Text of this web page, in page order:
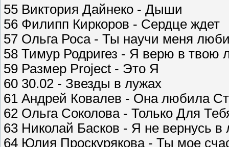
55 Виктория Дайнеко - Дыши
56 Филипп Киркоров - Сердце ждет
57 Ольга Роса - Ты научи меня
58 Тимур Родригез - Я верю в твою
59 Размер Project - Это Я
60 30.02 - Звезды в лужах
61 Андрей Ковалев - Она любила
62 Ольга Соколова - Только Для
63 Николай Басков - Я не вернусь в
64 Юлия Проскурякова - Ты мое